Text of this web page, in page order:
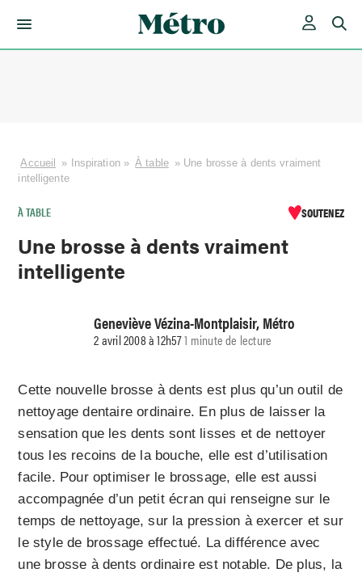
Accueil » Inspiration» À table » Une brosse à dents vraiment
intelligente
À TABLE SOUTENEZ
Une brosse à dents vraiment
intelligente
Geneviève Vézina-Montplaisir, Métro
2 avril 2008 à 12h571 minute de lecture
Cette nouvelle brosse à dents est plus qu’un outil de
nettoyage dentaire ordinaire. En plus de laisser la
sensation que les dents sont lisses et de nettoyer
tous les recoins de la bouche, elle est d’utilisation
facile. Pour optimiser le brossage, elle est aussi
accompagnée d’un petit écran qui renseigne sur le
temps de nettoyage, sur la pression à exercer et sur
le style de brossage effectué. La différence avec
une brosse à dents ordinaire est notable. De plus, la